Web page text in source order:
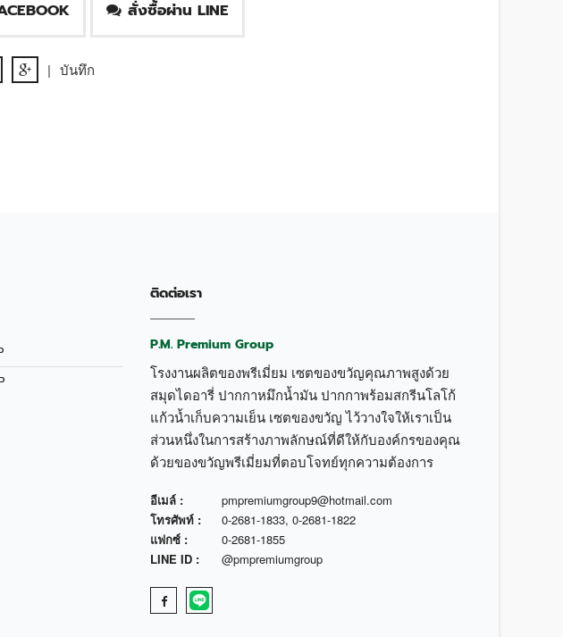
สั่งซื้อผ่าน LINE
| บันทึก
ติดต่อเรา
P.M. Premium Group
โรงงานผลิตของพรีเมี่ยม เซตของขวัญคุณภาพสูงด้วย
สมุดไดอารี่ ปากกาหมึกน้ำมัน ปากกาพร้อมสกรีนโลโก้
แก้วน้ำเก็บความเย็น เซตของขวัญ ไว้วางใจให้เราเป็น
ส่วนหนึ่งในการสร้างภาพลักษณ์ที่ดีให้กับองค์กรของคุณ
ด้วยของขวัญพรีเมี่ยมที่ตอบโจทย์ทุกความต้องการ
อีเมล์ :
pmpremiumgroup9@hotmail.com
โทรศัพท์ :
0-2681-1833, 0-2681-1822
แฟกซ์ :
0-2681-1855
LINE ID :
@pmpremiumgroup